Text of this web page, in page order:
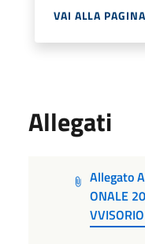
VAI ALLA PAGINA
Allegati
Allegato
ONALE
VVISORIO